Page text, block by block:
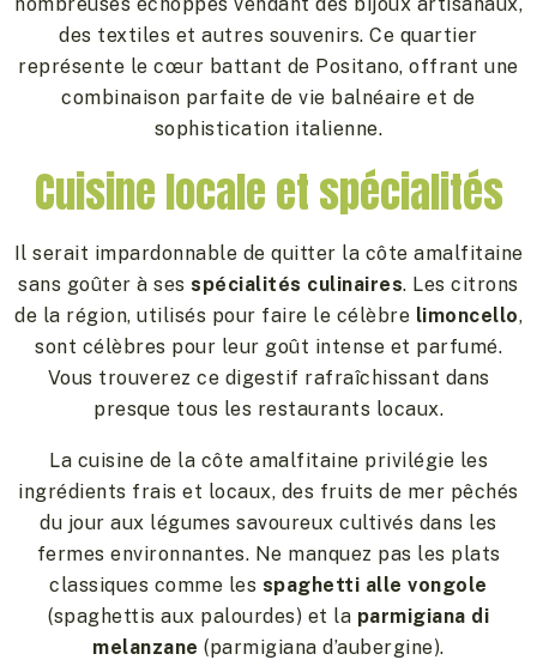
des textiles et autres souvenirs. Ce quartier
représente le cœur battant de Positano, offrant une
combinaison parfaite de vie balnéaire et de
sophistication italienne.
Cuisine locale et spécialités
Il serait impardonnable de quitter la côte amalfitaine
sans goûter à sesspécialités culinaires. Les citrons
de la région, utilisés pour faire le célèbre limoncello,
sont célèbres pour leur goût intense et parfumé.
Vous trouverez ce digestif rafraîchissant dans
presque tous les restaurants locaux.
La cuisine de la côte amalfitaine privilégie les
ingrédients frais et locaux, des fruits de mer pêchés
du jour aux légumes savoureux cultivés dans les
fermes environnantes. Ne manquez pas les plats
classiques comme les spaghetti alle vongole
(spaghettis aux palourdes) et la parmigiana di
melanzane (parmigiana d’aubergine).